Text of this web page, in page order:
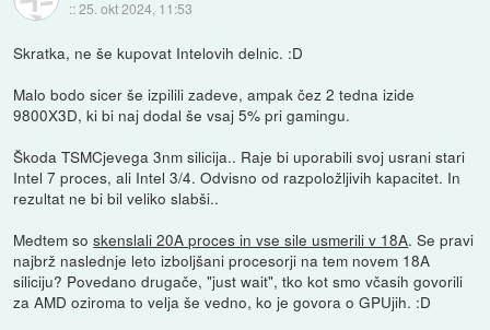
::25. okt 2024, 11:53
Skratka, ne še kupovat Intelovih delnic. :D
Malo bodo sicer še izpilili zadeve, ampak čez 2 tedna izide
9800X3D, ki bi naj dodal še vsaj 5% pri gamingu.
Škoda TSMCjevega 3nm silicija.. Raje bi uporabili svoj usrani stari
Intel 7 proces, ali Intel 3/4. Odvisno od razpoložljivih kapacitet. In
rezultat ne bi bil veliko slabši..
Medtem soskenslali 20A proces in vse sile usmerili v 18A. Se pravi
najbrž naslednje leto izboljšani procesorji na tem novem 18A
siliciju? Povedano drugače, "just wait", tko kot smo včasih govorili
za AMD oziroma to velja še vedno, ko je govora o GPUjih. :D